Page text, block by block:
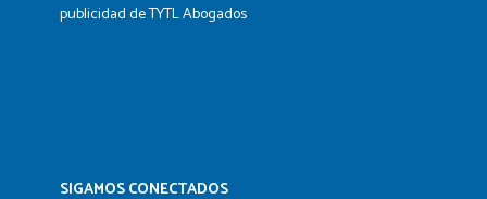
publicidad de TYTL Abogados
SIGAMOS CONECTADOS​